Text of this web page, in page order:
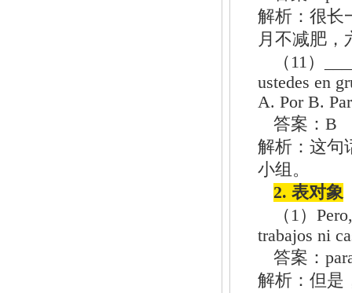
解析：很长
月不减肥，
（11）
ustedes en
A. Por B.
答案：B
解析：这句
小组。
2. 表对象
（1）
trabajos ni
答案：
解析：但是